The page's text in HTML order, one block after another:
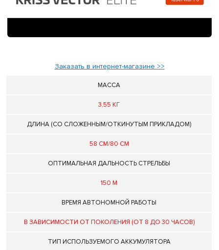
Заказать в интернет-магазине >>
МАССА
3,55 КГ
ДЛИНА (СО СЛОЖЕННЫМ/ОТКИНУТЫМ ПРИКЛАДОМ)
58 СМ/80 СМ
ОПТИМАЛЬНАЯ ДАЛЬНОСТЬ СТРЕЛЬБЫ
150 М
ВРЕМЯ АВТОНОМНОЙ РАБОТЫ
В ЗАВИСИМОСТИ ОТ ПОКОЛЕНИЯ (ОТ 8 ДО 30 ЧАСОВ)
ТИП ИСПОЛЬЗУЕМОГО АККУМУЛЯТОРА